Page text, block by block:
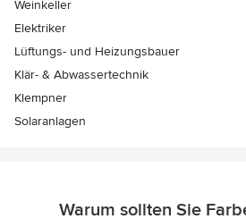
Weinkeller
Elektriker
Lüftungs- und Heizungsbauer
Klär- & Abwassertechnik
Klempner
Solaranlagen
Warum sollten Sie